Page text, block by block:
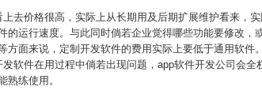
去价格很高，实际上从长期用及后期扩展维护看来，
的运行速度。与此同时倘若企业觉得哪些功能要修改
方面来说，定制开发软件的费用实际上要低于通用软件。
软件在用过程中倘若出现问题，app软件开发公司会
熟练使用。